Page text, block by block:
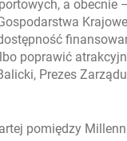
a obecnie
poprawić
Prezes
pomiędzy